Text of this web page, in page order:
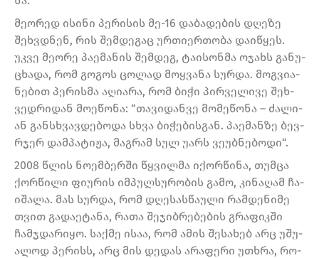
მე­ო­რედ ისი­ნი პე­რი­სის მე-16 და­ბა­დე­ბის დღე­ზე
შეხ­ვდნენ, რის შემ­დე­გაც ურ­თი­ერ­თო­ბა და­ი­წყეს.
უკვე მე­ო­რე პა­ე­მა­ნის შემ­დეგ, ტა­ი­სონ­მა ოჯახს გა­ნუ­
ცხა­და, რომ გო­გოს ცო­ლად მოყ­ვა­ნა სურ­და. მოგ­ვი­ა­
ნე­ბით პე­რის­მა აღი­ა­რა, რომ ბიჭი პირ­ვე­ლი­ვე შეხ­
ვედ­რი­დან მო­ე­წო­ნა: “თა­ვი­დან­ვე მო­მე­წო­ნა – ძა­ლი­
ან გან­სხვავ­დე­ბო­და სხვა ბი­ჭე­ბის­გან. პა­ე­მან­ზე ბევ­
რჯერ დამ­პა­ტი­ჟა, მაგ­რამ სულ უარს ვე­უბ­ნე­ბო­დი“.
2008 წლის ნო­ემ­ბერ­ში წყვილ­მა იქორ­წი­ნა, თუმ­ცა
ქორ­წი­ლი ფი­უ­რის იმ­პულ­სუ­რო­ბის გამო, კი­ნა­ღამ ჩა­
ი­შა­ლა. მას სურ­და, რომ დღე­სას­წა­უ­ლი რამ­დე­ნი­მე
თვით გა­და­ე­ტა­ნა, რათა შე­ჯიბ­რე­ბე­ბის გრა­ფიკ­ში
ჩამ­ჯდა­რი­ყო. საქ­მე ისაა, რომ ამის შე­სა­ხებ არც უშუ­
ა­ლოდ პე­რისს, არც მის დე­დას არა­ფე­რი უთხრა, რო­